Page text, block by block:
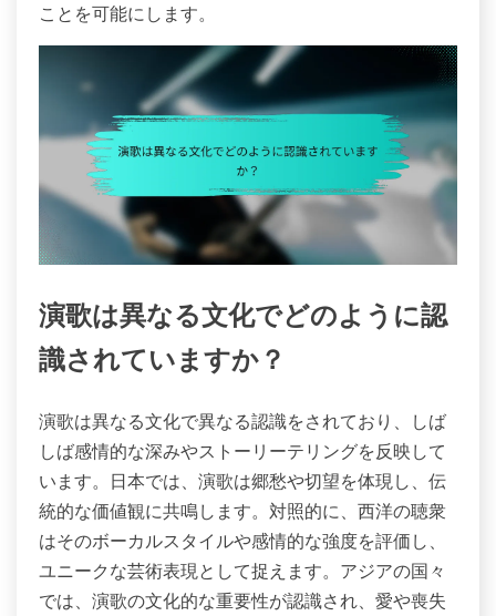
ことを可能にします。
演歌は異なる文化でどのように認
識されていますか？
演歌は異なる文化で異なる認識をされており、しば
しば感情的な深みやストーリーテリングを反映して
います。日本では、演歌は郷愁や切望を体現し、伝
統的な価値観に共鳴します。対照的に、西洋の聴衆
はそのボーカルスタイルや感情的な強度を評価し、
ユニークな芸術表現として捉えます。アジアの国々
では、演歌の文化的な重要性が認識され、愛や喪失